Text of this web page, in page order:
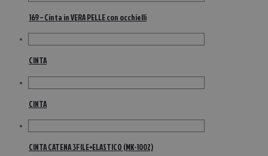
169 – Cinta in VERA PELLE con occhielli
CINTA
CINTA
CINTA CATENA 3FILE+ELASTICO (MK-1002)